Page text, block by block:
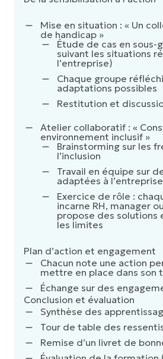
Mise en situation : « Un
de handicap »
Étude de cas en sous-
suivant les situations
l’entreprise)
Chaque groupe
adaptations possibles
Restitution et
Atelier collaboratif : «
environnement inclusif »
Brainstorming sur les
l’inclusion
Travail en équipe sur
adaptées à l’entreprise
Exercice de rôle :
incarne RH, manager
propose des solutions
les limites
Plan d’action et engagement
Chacun note une action
mettre en place dans son
Échange sur des
Conclusion et évaluation
Synthèse des
Tour de table des
Remise d’un livret de